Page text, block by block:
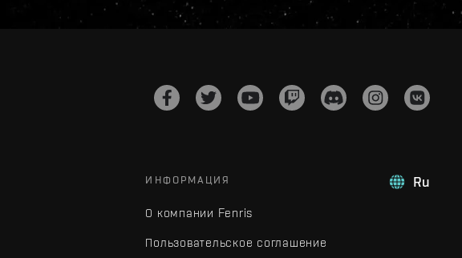
Ru
ИНФОРМАЦИЯ
О компании Fenris
Пользовательское соглашение